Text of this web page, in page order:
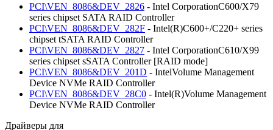
PCI\VEN_8086&DEV_2826 - Intel CorporationC600/X79
series chipset SATA RAID Controller
PCI\VEN_8086&DEV_282F - Intel(R)C600+/C220+ series
chipset tSATA RAID Controller
PCI\VEN_8086&DEV_2827 - Intel CorporationC610/X99
series chipset sSATA Controller [RAID mode]
PCI\VEN_8086&DEV_201D - IntelVolume Management
Device NVMe RAID Controller
PCI\VEN_8086&DEV_28C0 - Intel(R)Volume Management
Device NVMe RAID Controller
Драйверы для